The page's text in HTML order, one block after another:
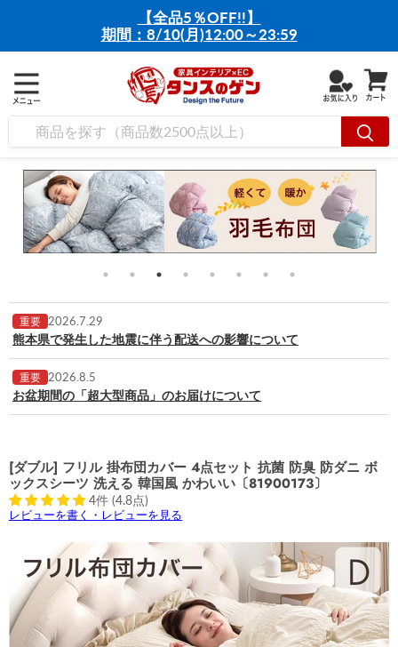
【全品5％OFF!!】
期間：8/10(月)12:00～23:59
重要 2026.7.29
熊本県で発生した地震に伴う配送への影響について
重要 2026.8.5
お盆期間の「超大型商品」のお届けについて
[ダブル] フリル 掛布団カバー 4点セット 抗菌 防臭 防ダニ ボ
ックスシーツ 洗える 韓国風 かわいい〔81900173〕
4件 (4.8点)
レビューを書く・レビューを見る